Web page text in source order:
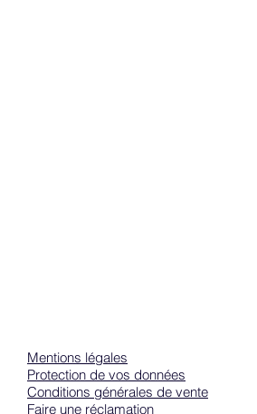
Mentions légales
Protection de vos données
Conditions générales de vente
Faire une réclamation